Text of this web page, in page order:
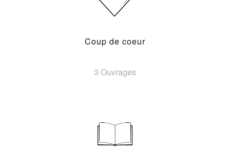
Coup de coeur
3 Ouvrages